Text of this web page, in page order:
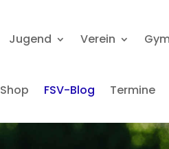
Jugend Verein
Shop FSV-Blog Termine